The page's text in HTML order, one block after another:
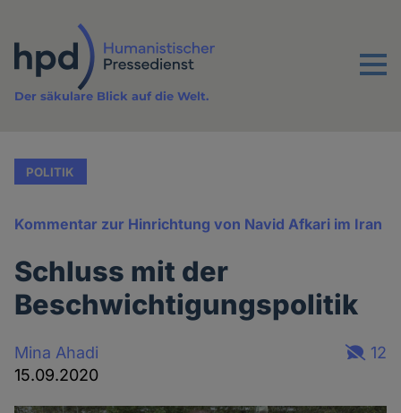
Inhalt
Menu
Der säkulare Blick auf die Welt.
POLITIK
Kommentar zur Hinrichtung von Navid Afkari im Iran
Schluss mit der
Beschwichtigungspolitik
Mina Ahadi
15.09.2020
12